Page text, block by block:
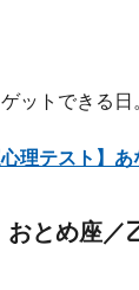
ットできる日
心理テスト】
おとめ座／